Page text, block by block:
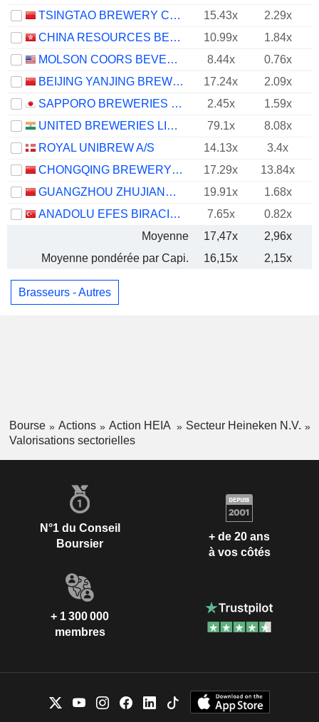
TSINGTAO BREWERY COMPANY LIMITED
15.43x
2.29x
CHINA RESOURCES BEER (HOLDINGS) COMPANY LIMITED
10.99x
1.84x
MOLSON COORS BEVERAGE COMPANY
8.44x
0.76x
BEIJING YANJING BREWERY CO.,LTD.
17.24x
2.09x
SAPPORO BREWERIES LIMITED
2.45x
1.59x
UNITED BREWERIES LIMITED
79.1x
8.08x
ROYAL UNIBREW A/S
14.13x
3.4x
CHONGQING BREWERY CO., LTD.
17.29x
13.84x
GUANGZHOU ZHUJIANG BREWERY CO., LTD
19.91x
1.68x
ANADOLU EFES BIRACILIK VE MALT SANAYII ANONIM SIRKETI
7.65x
0.82x
Moyenne
17,47x
2,96x
Moyenne pondérée par Capi.
16,15x 2,15x
Brasseurs - Autres
Bourse Actions Action HEIA
Secteur Heineken N.V.
Valorisations sectorielles
N°1 du Conseil
Boursier
+ de 20 ans
à vos côtés
+ 1 300 000
membres